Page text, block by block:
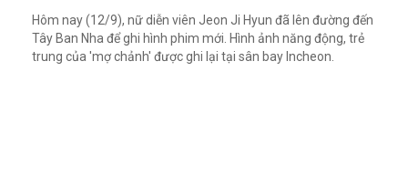
Hôm nay (12/9), nữ diễn viên Jeon Ji Hyun đã lên đường đến
Tây Ban Nha để ghi hình phim mới. Hình ảnh năng động, trẻ
trung của 'mợ chảnh' được ghi lại tại sân bay Incheon.